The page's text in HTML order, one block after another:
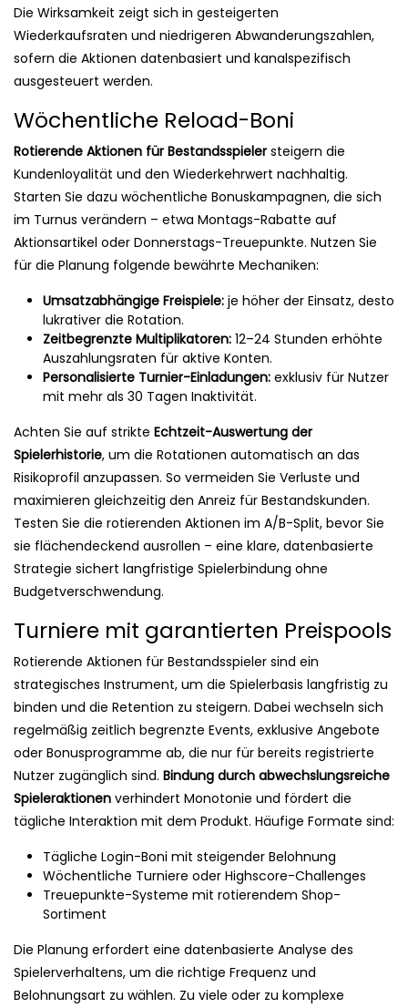
Die Wirksamkeit zeigt sich in gesteigerten
Wiederkaufsraten und niedrigeren Abwanderungszahlen,
sofern die Aktionen datenbasiert und kanalspezifisch
ausgesteuert werden.
Wöchentliche Reload-Boni
Rotierende Aktionen für Bestandsspielersteigern die
Kundenloyalität und den Wiederkehrwert nachhaltig.
Starten Sie dazu wöchentliche Bonuskampagnen, die sich
im Turnus verändern – etwa Montags-Rabatte auf
Aktionsartikel oder Donnerstags-Treuepunkte. Nutzen Sie
für die Planung folgende bewährte Mechaniken:
Umsatzabhängige Freispiele: je höher der Einsatz, desto
lukrativer die Rotation.
Zeitbegrenzte Multiplikatoren: 12–24 Stunden erhöhte
Auszahlungsraten für aktive Konten.
Personalisierte Turnier-Einladungen: exklusiv für Nutzer
mit mehr als 30 Tagen Inaktivität.
Achten Sie auf strikte Echtzeit-Auswertung der
Spielerhistorie, um die Rotationen automatisch an das
Risikoprofil anzupassen. So vermeiden Sie Verluste und
maximieren gleichzeitig den Anreiz für Bestandskunden.
Testen Sie die rotierenden Aktionen im A/B-Split, bevor Sie
sie flächendeckend ausrollen – eine klare, datenbasierte
Strategie sichert langfristige Spielerbindung ohne
Budgetverschwendung.
Turniere mit garantierten Preispools
Rotierende Aktionen für Bestandsspieler sind ein
strategisches Instrument, um die Spielerbasis langfristig zu
binden und die Retention zu steigern. Dabei wechseln sich
regelmäßig zeitlich begrenzte Events, exklusive Angebote
oder Bonusprogramme ab, die nur für bereits registrierte
Nutzer zugänglich sind. Bindung durch abwechslungsreiche
Spieleraktionen verhindert Monotonie und fördert die
tägliche Interaktion mit dem Produkt. Häufige Formate sind:
Tägliche Login-Boni mit steigender Belohnung
Wöchentliche Turniere oder Highscore-Challenges
Treuepunkte-Systeme mit rotierendem Shop-
Sortiment
Die Planung erfordert eine datenbasierte Analyse des
Spielerverhaltens, um die richtige Frequenz und
Belohnungsart zu wählen. Zu viele oder zu komplexe